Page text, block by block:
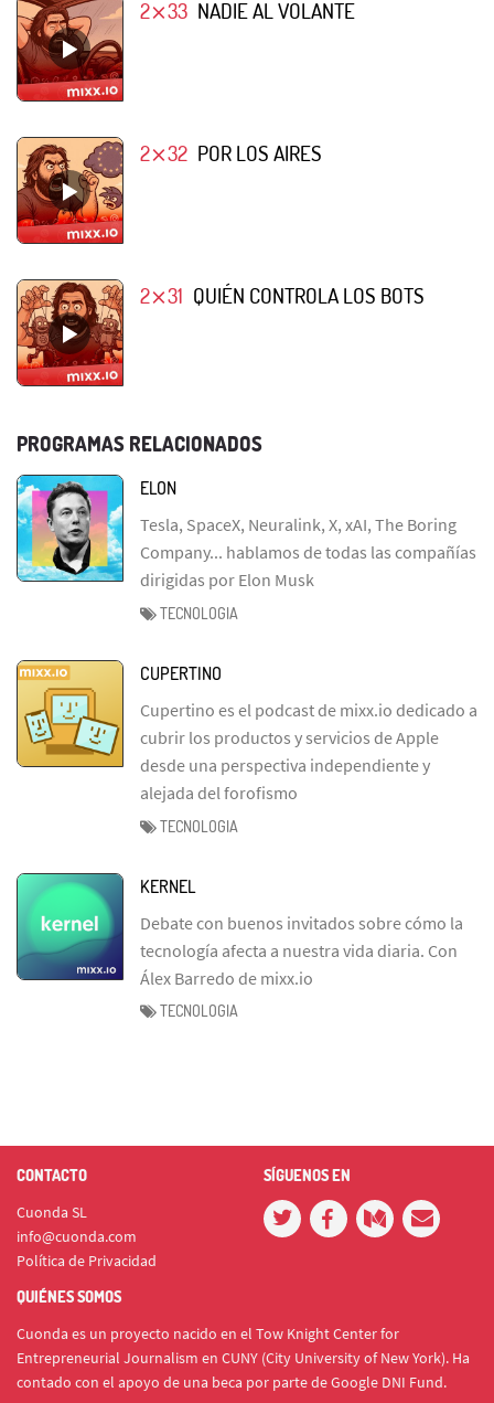
2⨯33 NADIE AL VOLANTE
2⨯32 POR LOS AIRES
2⨯31 QUIÉN CONTROLA LOS BOTS
PROGRAMAS RELACIONADOS
ELON
Tesla, SpaceX, Neuralink, X, xAI, The Boring
Company... hablamos de todas las compañías
dirigidas por Elon Musk
TECNOLOGIA
CUPERTINO
Cupertino es el podcast de mixx.io dedicado a
cubrir los productos y servicios de Apple
desde una perspectiva independiente y
alejada del forofismo
TECNOLOGIA
KERNEL
Debate con buenos invitados sobre cómo la
tecnología afecta a nuestra vida diaria. Con
Álex Barredo de mixx.io
TECNOLOGIA
CONTACTO
Cuonda SL
info@cuonda.com
Política de Privacidad
SÍGUENOS EN
QUIÉNES SOMOS
Cuonda es un proyecto nacido en el Tow Knight Center for
Entrepreneurial Journalism en CUNY (City University of New York). Ha
contado con el apoyo de una beca por parte de Google DNI Fund.